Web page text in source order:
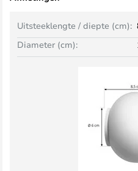
Uitsteeklengte / diepte (cm):
Diameter (cm):